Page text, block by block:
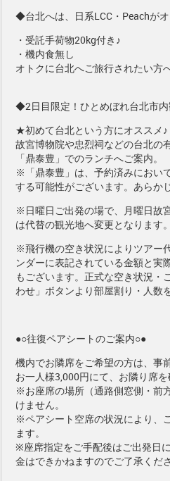
◆台北へは、日系LCC・Peachが
・受託手荷物20kg付き♪
・機内食無し
オトクに台北へご旅行されたい方
◆2日目限定！ひとめぼれ台北市内
★初めて台北という方にオススメ♪
故宮博物院や忠烈祠などの台北の
「鼎泰豊」でのランチへご案内。
※「鼎泰豊」は、予約済みにおい
する可能性がございます。あらか
※日曜日ご出発の場で、月曜日故
は代替の観光地へ変更となります。
※飛行機の空き状況によりツアー
ンダーに表記されている金額と実
もございます。正式な空き状況・
わせ」ボタンより部屋割り・人数
●○往復ペアシートのご案内○●
機内でお隣席をご希望の方は、事
お一人様3,000円にて、お隣り席
※お座席の場所（通路側窓側・前
けません。
※ペアシート空席の状況により、
ます。
※座席指定をご手配後はご出発日
金はできかねますのでご了承くださ